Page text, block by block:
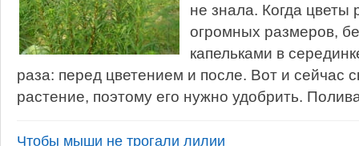
не знала. Когда цветы
огромных размеров,
капельками в
раза: перед цветением и после. Вот и сейчас
растение, поэтому его нужно удобрить.
Чтобы мыши не трогали лилии